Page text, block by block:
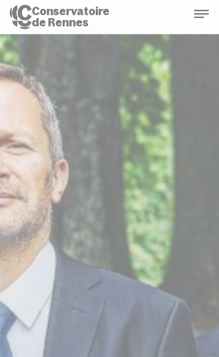
Conservatoire
de Rennes
Conservatoire de Rennes
Enseignements
Saison culturelle
Actions d'éducation
Bibliothèque musicale
Infos pratiques
CANDIDATURES
EXTRANET
NEWSLETTER
BILLETTERIE